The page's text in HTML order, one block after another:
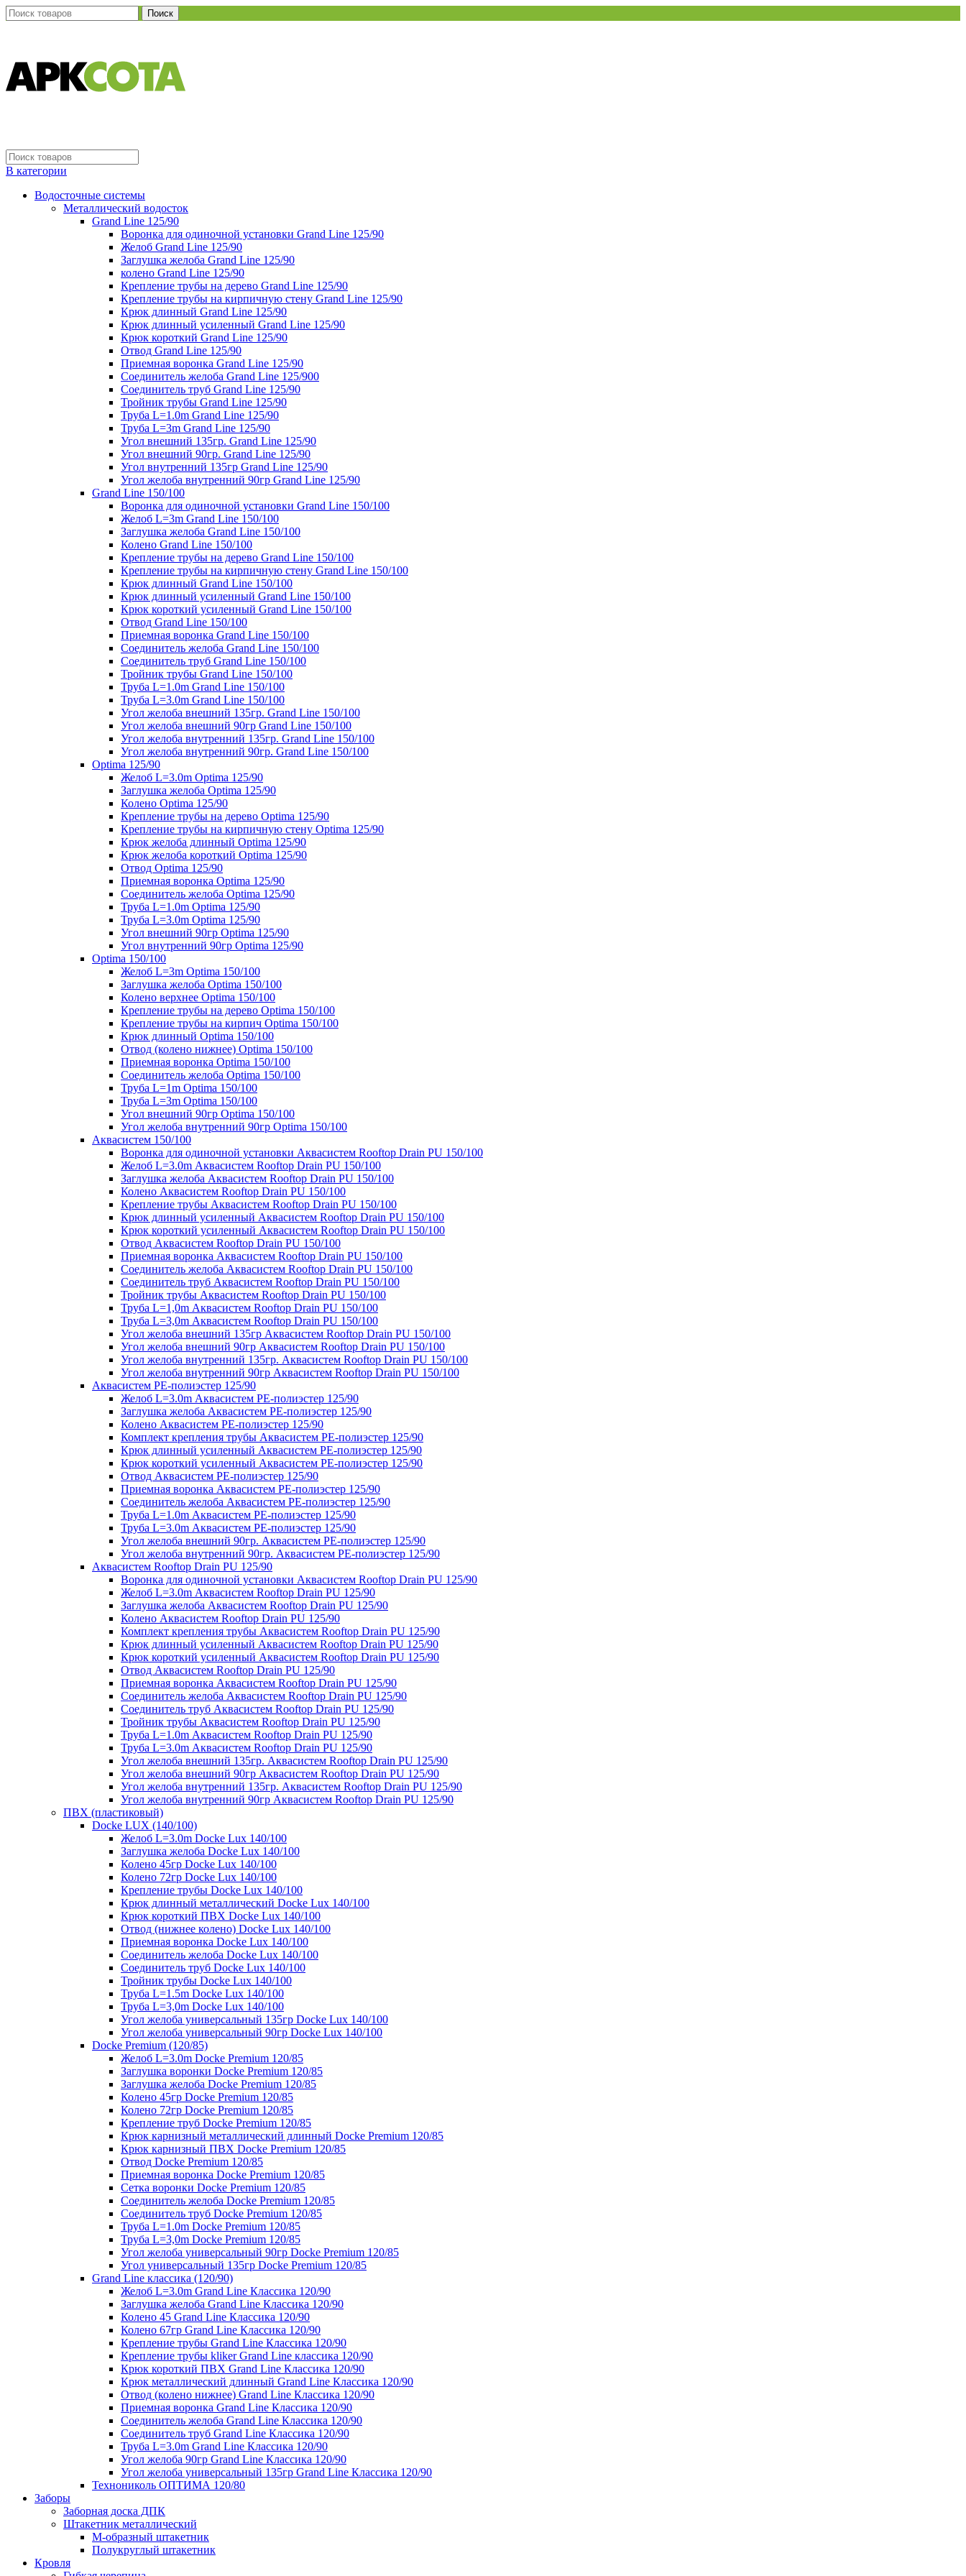
Поиск
В категории
Водосточные системы
Металлический водосток
Grand Line 125/90
Воронка для одиночной установки Grand Line 125/90
Желоб Grand Line 125/90
Заглушка желоба Grand Line 125/90
колено Grand Line 125/90
Крепление трубы на дерево Grand Line 125/90
Крепление трубы на кирпичную стену Grand Line 125/90
Крюк длинный Grand Line 125/90
Крюк длинный усиленный Grand Line 125/90
Крюк короткий Grand Line 125/90
Отвод Grand Line 125/90
Приемная воронка Grand Line 125/90
Соединитель желоба Grand Line 125/900
Соединитель труб Grand Line 125/90
Тройник трубы Grand Line 125/90
Труба L=1.0m Grand Line 125/90
Труба L=3m Grand Line 125/90
Угол внешний 135гр. Grand Line 125/90
Угол внешний 90гр. Grand Line 125/90
Угол внутренний 135гр Grand Line 125/90
Угол желоба внутренний 90гр Grand Line 125/90
Grand Line 150/100
Воронка для одиночной установки Grand Line 150/100
Желоб L=3m Grand Line 150/100
Заглушка желоба Grand Line 150/100
Колено Grand Line 150/100
Крепление трубы на дерево Grand Line 150/100
Крепление трубы на кирпичную стену Grand Line 150/100
Крюк длинный Grand Line 150/100
Крюк длинный усиленный Grand Line 150/100
Крюк короткий усиленный Grand Line 150/100
Отвод Grand Line 150/100
Приемная воронка Grand Line 150/100
Соединитель желоба Grand Line 150/100
Соединитель труб Grand Line 150/100
Тройник трубы Grand Line 150/100
Труба L=1.0m Grand Line 150/100
Труба L=3.0m Grand Line 150/100
Угол желоба внешний 135гр. Grand Line 150/100
Угол желоба внешний 90гр Grand Line 150/100
Угол желоба внутренний 135гр. Grand Line 150/100
Угол желоба внутренний 90гр. Grand Line 150/100
Optima 125/90
Желоб L=3.0m Optima 125/90
Заглушка желоба Optima 125/90
Колено Optima 125/90
Крепление трубы на дерево Optima 125/90
Крепление трубы на кирпичную стену Optima 125/90
Крюк желоба длинный Optima 125/90
Крюк желоба короткий Optima 125/90
Отвод Optima 125/90
Приемная воронка Optima 125/90
Соединитель желоба Optima 125/90
Труба L=1.0m Optima 125/90
Труба L=3.0m Optima 125/90
Угол внешний 90гр Optima 125/90
Угол внутренний 90гр Optima 125/90
Optima 150/100
Желоб L=3m Optima 150/100
Заглушка желоба Optima 150/100
Колено верхнее Optima 150/100
Крепление трубы на дерево Optima 150/100
Крепление трубы на кирпич Optima 150/100
Крюк длинный Optima 150/100
Отвод (колено нижнее) Optima 150/100
Приемная воронка Optima 150/100
Соединитель желоба Optima 150/100
Труба L=1m Optima 150/100
Труба L=3m Optima 150/100
Угол внешний 90гр Optima 150/100
Угол желоба внутренний 90гр Optima 150/100
Аквасистем 150/100
Воронка для одиночной установки Аквасистем Rooftop Drain PU 150/100
Желоб L=3.0m Аквасистем Rooftop Drain PU 150/100
Заглушка желоба Аквасистем Rooftop Drain PU 150/100
Колено Аквасистем Rooftop Drain PU 150/100
Крепление трубы Аквасистем Rooftop Drain PU 150/100
Крюк длинный усиленный Аквасистем Rooftop Drain PU 150/100
Крюк короткий усиленный Аквасистем Rooftop Drain PU 150/100
Отвод Аквасистем Rooftop Drain PU 150/100
Приемная воронка Аквасистем Rooftop Drain PU 150/100
Соединитель желоба Аквасистем Rooftop Drain PU 150/100
Соединитель труб Аквасистем Rooftop Drain PU 150/100
Тройник трубы Аквасистем Rooftop Drain PU 150/100
Труба L=1,0m Аквасистем Rooftop Drain PU 150/100
Труба L=3,0m Аквасистем Rooftop Drain PU 150/100
Угол желоба внешний 135гр Аквасистем Rooftop Drain PU 150/100
Угол желоба внешний 90гр Аквасистем Rooftop Drain PU 150/100
Угол желоба внутренний 135гр. Аквасистем Rooftop Drain PU 150/100
Угол желоба внутренний 90гр Аквасистем Rooftop Drain PU 150/100
Аквасистем PE-полиэстер 125/90
Желоб L=3.0m Аквасистем PE-полиэстер 125/90
Заглушка желоба Аквасистем PE-полиэстер 125/90
Колено Аквасистем PE-полиэстер 125/90
Комплект крепления трубы Аквасистем PE-полиэстер 125/90
Крюк длинный усиленный Аквасистем PE-полиэстер 125/90
Крюк короткий усиленный Аквасистем PE-полиэстер 125/90
Отвод Аквасистем РЕ-полиэстер 125/90
Приемная воронка Аквасистем PE-полиэстер 125/90
Соединитель желоба Аквасистем PE-полиэстер 125/90
Труба L=1.0m Аквасистем PE-полиэстер 125/90
Труба L=3.0m Аквасистем PE-полиэстер 125/90
Угол желоба внешний 90гр. Аквасистем PE-полиэстер 125/90
Угол желоба внутренний 90гр. Аквасистем PE-полиэстер 125/90
Аквасистем Rooftop Drain PU 125/90
Воронка для одиночной установки Аквасистем Rooftop Drain PU 125/90
Желоб L=3.0m Аквасистем Rooftop Drain PU 125/90
Заглушка желоба Аквасистем Rooftop Drain PU 125/90
Колено Аквасистем Rooftop Drain PU 125/90
Комплект крепления трубы Аквасистем Rooftop Drain PU 125/90
Крюк длинный усиленный Аквасистем Rooftop Drain PU 125/90
Крюк короткий усиленный Аквасистем Rooftop Drain PU 125/90
Отвод Аквасистем Rooftop Drain PU 125/90
Приемная воронка Аквасистем Rooftop Drain PU 125/90
Соединитель желоба Аквасистем Rooftop Drain PU 125/90
Соединитель труб Аквасистем Rooftop Drain PU 125/90
Тройник трубы Аквасистем Rooftop Drain PU 125/90
Труба L=1.0m Аквасистем Rooftop Drain PU 125/90
Труба L=3.0m Аквасистем Rooftop Drain PU 125/90
Угол желоба внешний 135гр. Аквасистем Rooftop Drain PU 125/90
Угол желоба внешний 90гр Аквасистем Rooftop Drain PU 125/90
Угол желоба внутренний 135гр. Аквасистем Rooftop Drain PU 125/90
Угол желоба внутренний 90гр Аквасистем Rooftop Drain PU 125/90
ПВХ (пластиковый)
Docke LUX (140/100)
Желоб L=3.0m Docke Lux 140/100
Заглушка желоба Docke Lux 140/100
Колено 45гр Docke Lux 140/100
Колено 72гр Docke Lux 140/100
Крепление трубы Docke Lux 140/100
Крюк длинный металлический Docke Lux 140/100
Крюк короткий ПВХ Docke Lux 140/100
Отвод (нижнее колено) Docke Lux 140/100
Приемная воронка Docke Lux 140/100
Соединитель желоба Docke Lux 140/100
Соединитель труб Docke Lux 140/100
Тройник трубы Docke Lux 140/100
Труба L=1.5m Docke Lux 140/100
Труба L=3,0m Docke Lux 140/100
Угол желоба универсальный 135гр Docke Lux 140/100
Угол желоба универсальный 90гр Docke Lux 140/100
Docke Premium (120/85)
Желоб L=3.0m Docke Premium 120/85
Заглушка воронки Docke Premium 120/85
Заглушка желоба Docke Premium 120/85
Колено 45гр Docke Premium 120/85
Колено 72гр Docke Premium 120/85
Крепление труб Docke Premium 120/85
Крюк карнизный металлический длинный Docke Premium 120/85
Крюк карнизный ПВХ Docke Premium 120/85
Отвод Docke Premium 120/85
Приемная воронка Docke Premium 120/85
Сетка воронки Docke Premium 120/85
Соединитель желоба Docke Premium 120/85
Соединитель труб Docke Premium 120/85
Труба L=1.0m Docke Premium 120/85
Труба L=3,0m Docke Premium 120/85
Угол желоба универсальный 90гр Docke Premium 120/85
Угол универсальный 135гр Docke Premium 120/85
Grand Line классика (120/90)
Желоб L=3.0m Grand Line Классика 120/90
Заглушка желоба Grand Line Классика 120/90
Колено 45 Grand Line Классика 120/90
Колено 67гр Grand Line Классика 120/90
Крепление трубы Grand Line Классика 120/90
Крепление трубы kliker Grand Line классика 120/90
Крюк короткий ПВХ Grand Line Классика 120/90
Крюк металлический длинный Grand Line Классика 120/90
Отвод (колено нижнее) Grand Line Классика 120/90
Приемная воронка Grand Line Классика 120/90
Соединитель желоба Grand Line Классика 120/90
Соединитель труб Grand Line Классика 120/90
Труба L=3.0m Grand Line Классика 120/90
Угол желоба 90гр Grand Line Классика 120/90
Угол желоба универсальный 135гр Grand Line Классика 120/90
Технониколь ОПТИМА 120/80
Заборы
Заборная доска ДПК
Штакетник металлический
М-образный штакетник
Полукруглый штакетник
Кровля